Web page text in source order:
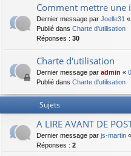
Comment mettre une
Dernier message par Joelle31 «
Publié dans Charte d'utilisation
Réponses : 30
Charte d'utilisation
Dernier message par admin «
Publié dans Charte d'utilisation
Sujets
A LIRE AVANT DE
Dernier message par js-martin «
Réponses : 2